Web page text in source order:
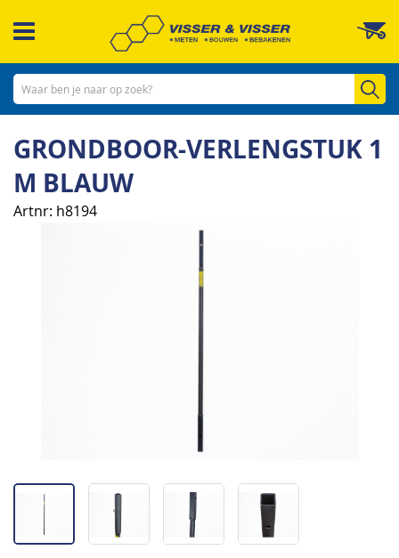
naar
inhoud
GRONDBOOR-VERLENGSTUK 1
M BLAUW
Artnr h8194